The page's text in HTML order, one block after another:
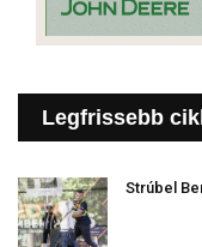
Legfrissebb
Strúbel